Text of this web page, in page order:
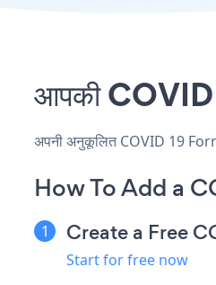
आपकी COVID
अपनी अनुकूलित COVID 19
How To Add a
Create a Free
Start for free now